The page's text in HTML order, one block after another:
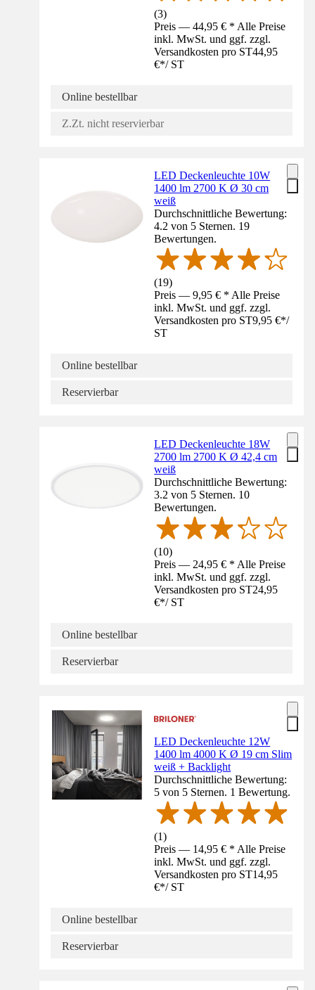
(3)
Preis — 44,95 € * Alle Preise
inkl. MwSt. und ggf. zzgl.
Versandkosten pro ST44,95
€*/ ST
Online bestellbar
Z.Zt. nicht reservierbar
LED Deckenleuchte 10W
1400 lm 2700 K Ø 30 cm
weiß
Durchschnittliche Bewertung:
4.2 von 5 Sternen. 19
Bewertungen.
(19)
Preis — 9,95 € * Alle Preise
inkl. MwSt. und ggf. zzgl.
Versandkosten pro ST9,95 €*/
ST
Online bestellbar
Reservierbar
LED Deckenleuchte 18W
2700 lm 2700 K Ø 42,4 cm
weiß
Durchschnittliche Bewertung:
3.2 von 5 Sternen. 10
Bewertungen.
(10)
Preis — 24,95 € * Alle Preise
inkl. MwSt. und ggf. zzgl.
Versandkosten pro ST24,95
€*/ ST
Online bestellbar
Reservierbar
LED Deckenleuchte 12W
1400 lm 4000 K Ø 19 cm Slim
weiß + Backlight
Durchschnittliche Bewertung:
5 von 5 Sternen. 1 Bewertung.
(1)
Preis — 14,95 € * Alle Preise
inkl. MwSt. und ggf. zzgl.
Versandkosten pro ST14,95
€*/ ST
Online bestellbar
Reservierbar